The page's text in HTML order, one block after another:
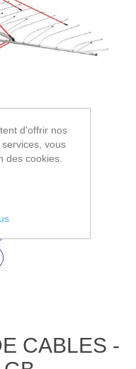
CABLES -
d'offrir nos
vous
des cookies.